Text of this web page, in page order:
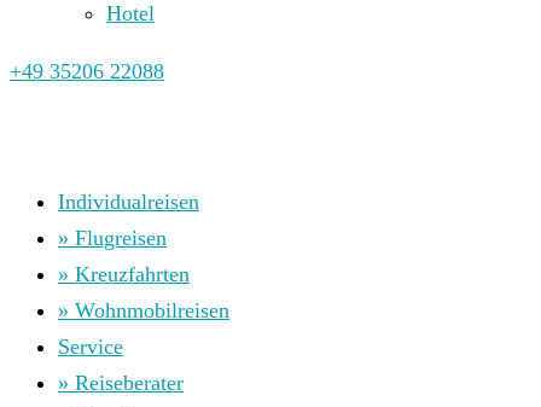
Hotel
+49 35206 22088
Individualreisen
» Flugreisen
» Kreuzfahrten
» Wohnmobilreisen
Service
» Reiseberater